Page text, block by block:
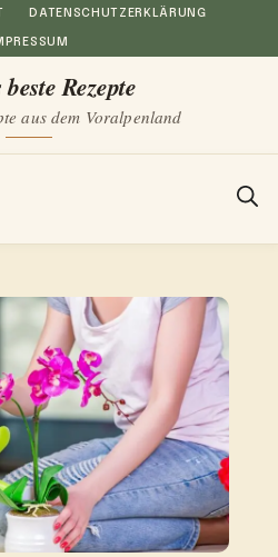
DATENSCHUTZERKLÄRUNG
Rezepte
aus dem Voralpenland